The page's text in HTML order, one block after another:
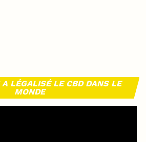
A LÉGALISÉ LE CBD DANS LE
MONDE